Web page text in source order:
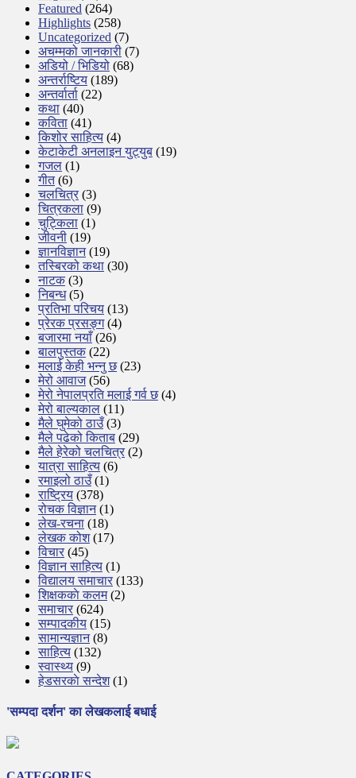
Featured (264)
Highlights (258)
Uncategorized (7)
अचम्मको जानकारी (7)
अडियो / भिडियो (68)
अन्तर्राष्टिय (189)
अन्तर्वार्ता (22)
कथा (40)
कविता (41)
किशोर साहित्य (4)
केटाकेटी अनलाइन युट्युब (19)
गजल (1)
गीत(6)
चलचित्र (3)
चित्रकला (9)
चुट्किला (1)
जीवनी (19)
ज्ञानविज्ञान(19)
तस्बिरको कथा (30)
नाटक(3)
निबन्ध(5)
प्रतिभा परिचय (13)
प्रेरक प्रसङ्ग(4)
बजारमा नयाँ(26)
बालपुस्तक(22)
मलाई केही भन्नु छ(23)
मेरो आवाज(56)
मेरो नेपालप्रति मलाई गर्व छ(4)
मेरो बाल्यकाल (11)
मैले घुमेको ठाउँ(3)
मैले पढेको किताब (29)
मैले हेरेको चलचित्र (2)
यात्रा साहित्य (6)
रमाइलो ठाउँ(1)
राष्ट्रिय (378)
रोचक विज्ञान(1)
लेख-रचना (18)
लेखक कोश(17)
विचार (45)
विज्ञान साहित्य (1)
विद्यालय समाचार (133)
शिक्षककाे कलम(2)
समाचार (624)
सम्पादकीय (15)
सामान्यज्ञान(8)
साहित्य (132)
स्वास्थ्य (9)
हेडसरकाे सन्देश(1)
'सम्पदा दर्शन' का लेखकलाई बधाई